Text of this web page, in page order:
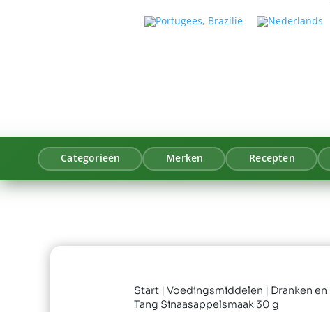
Categorieën Merken Recepten
Start | Voedingsmiddelen | Dranken
Tang Sinaasappelsmaak 30 g